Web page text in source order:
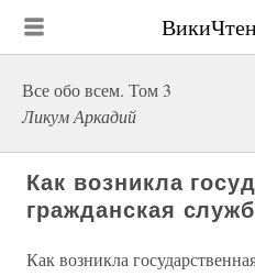
Все обо всем. Том 3
Ликум Аркадий
Как возникла
гражданская
Как возникла